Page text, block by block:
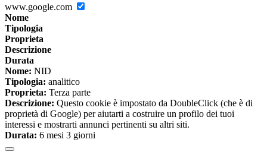
www.google.com
Nome
Tipologia
Proprieta
Descrizione
Durata
Nome: NID
Tipologia: analitico
Proprieta: Terza parte
Descrizione: Questo cookie è impostato da DoubleClick (che è di
proprietà di Google) per aiutarti a costruire un profilo dei tuoi
interessi e mostrarti annunci pertinenti su altri siti.
Durata: 6 mesi 3 giorni